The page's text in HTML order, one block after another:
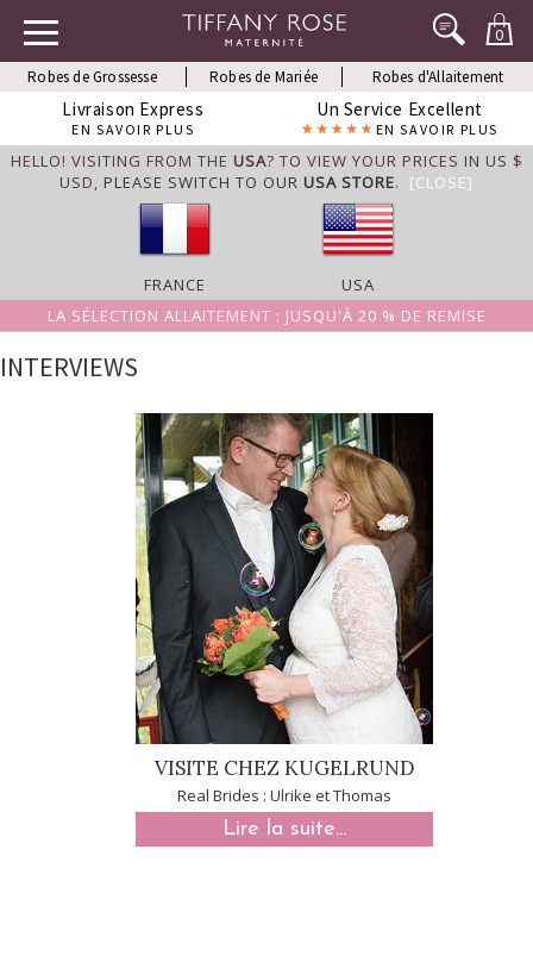
0
Robes de Grossesse Robes de Mariée Robes d'Allaitement
Livraison Express
EN SAVOIR PLUS
Un Service Excellent
EN SAVOIR PLUS
HELLO! VISITING FROM THE USA? TO VIEW YOUR PRICES IN US $
USD, PLEASE SWITCH TO OUR USA STORE. [CLOSE]
FRANCE
USA
LA SÉLECTION ALLAITEMENT : JUSQU'À 20 % DE REMISE
INTERVIEWS
VISITE CHEZ KUGELRUND
Real Brides : Ulrike et Thomas
Lire la suite...